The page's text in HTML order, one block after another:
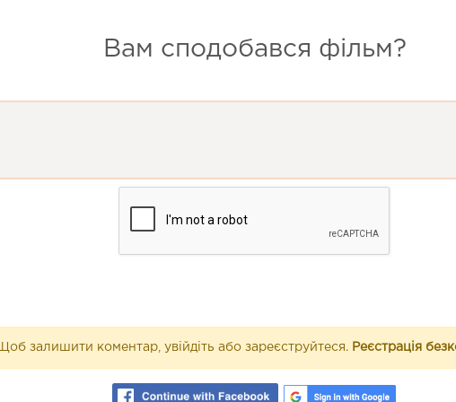
Вам сподобався фільм?
Щоб залишити коментар, увійдіть або зареєструйтеся. Реєстрація